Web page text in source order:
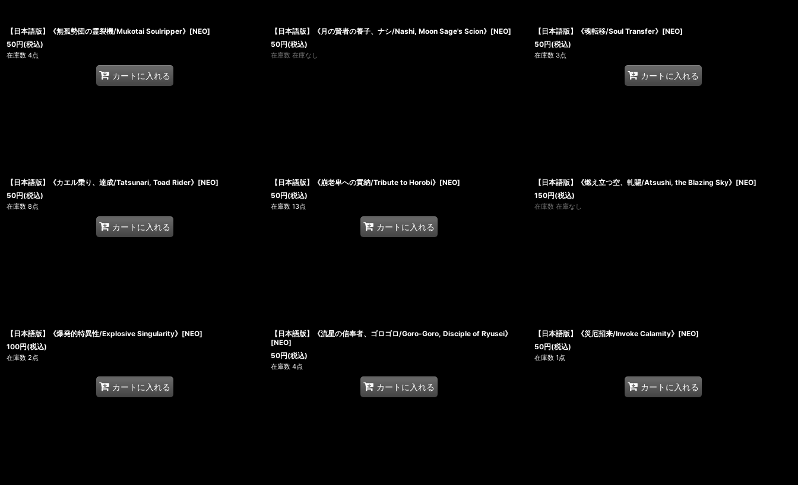
【日本語版】《無孤勢団の霊裂機/Mukotai Soulripper》[NEO]
50円(税込)
在庫数 4点
カートに入れる
【日本語版】《月の賢者の養子、ナシ/Nashi, Moon Sage's Scion》[NEO]
50円(税込)
在庫数 在庫なし
【日本語版】《魂転移/Soul Transfer》[NEO]
50円(税込)
在庫数 3点
カートに入れる
【日本語版】《カエル乗り、達成/Tatsunari, Toad Rider》[NEO]
50円(税込)
在庫数 8点
カートに入れる
【日本語版】《崩老卑への貢納/Tribute to Horobi》[NEO]
50円(税込)
在庫数 13点
カートに入れる
【日本語版】《燃え立つ空、軋賜/Atsushi, the Blazing Sky》[NEO]
150円(税込)
在庫数 在庫なし
【日本語版】《爆発的特異性/Explosive Singularity》[NEO]
100円(税込)
在庫数 2点
カートに入れる
【日本語版】《流星の信奉者、ゴロゴロ/Goro-Goro, Disciple of Ryusei》
[NEO]
50円(税込)
在庫数 4点
カートに入れる
【日本語版】《災厄招来/Invoke Calamity》[NEO]
50円(税込)
在庫数 1点
カートに入れる